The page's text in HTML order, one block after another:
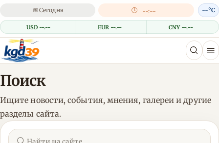
📅Сегодня 🕒 --:--
USD --.-- EUR --.-- CNY --.--
--°C
Поиск
Ищите новости, события, мнения, галереи и другие
разделы сайта.